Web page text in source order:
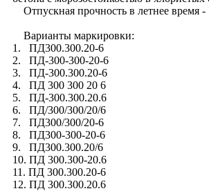
Отпускная прочность в летнее время -
Варианты маркировки:
1. ПД300.300.20-6
2. ПД-300-300-20-6
3. ПД-300.300.20-6
4. ПД 300 300 20 6
5. ПД-300.300.20.6
6. ПД/300/300/20/6
7. ПД300/300/20-6
8. ПД300-300-20-6
9. ПД300.300.20/6
10. ПД 300.300-20.6
11. ПД 300.300.20-6
12. ПД 300.300.20.6